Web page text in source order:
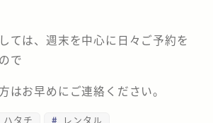
ては、週末を中心に日々ご予約を
で
はお早めにご連絡ください。
ハタチ
レンタル